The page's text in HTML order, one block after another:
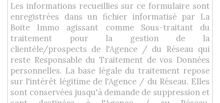
Les informations recueillies sur ce formulaire sont
enregistrées dans un fichier informatisé par La
Boite Immo agissant comme Sous-traitant du
traitement pour la gestion de la
clientèle/prospects de l'Agence / du Réseau qui
reste Responsable du Traitement de vos Données
personnelles. La base légale du traitement repose
sur l'intérêt légitime de l'Agence / du Réseau. Elles
sont conservées jusqu'à demande de suppression et